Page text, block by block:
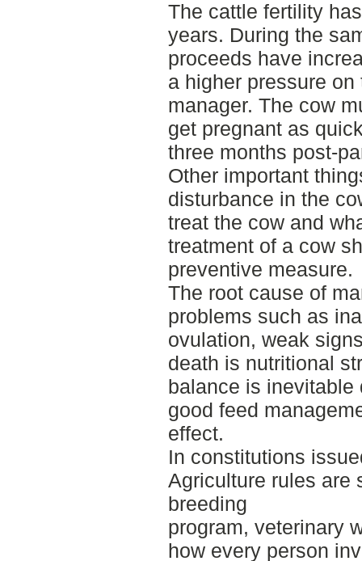
The cattle fertility
years. During the
proceeds have
a higher pressure
manager. The cow
get pregnant as
three months post-
Other important
disturbance in the
treat the cow and
treatment of a cow
preventive measure.
The root cause of
problems such as
ovulation, weak
death is nutritional
balance is inevitable
good feed
effect.
In constitutions
Agriculture rules are
breeding
program, veterinary
how every person